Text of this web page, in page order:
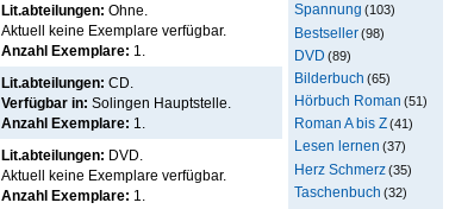
Spannung (103)
Bestseller(98)
DVD (89)
Bilderbuch (65)
Hörbuch Roman (51)
Roman A bis Z(41)
Lesen lernen (37)
Herz Schmerz(35)
Taschenbuch (32)
Lit.abteilungen: Ohne.
Aktuell keine Exemplare verfügbar.
Anzahl Exemplare: 1.
Lit.abteilungen: CD.
Verfügbar in: Solingen Hauptstelle
Anzahl Exemplare: 1.
Lit.abteilungen: DVD.
Aktuell keine Exemplare verfügbar.
Anzahl Exemplare: 1.